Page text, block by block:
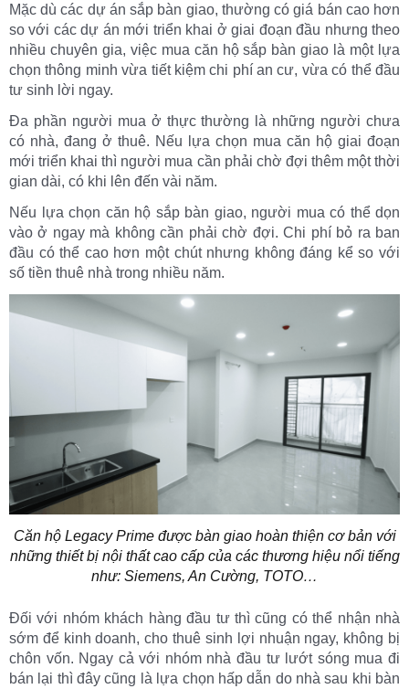
Mặc dù các dự án sắp bàn giao, thường có giá bán cao hơn
so với các dự án mới triển khai ở giai đoạn đầu nhưng theo
nhiều chuyên gia, việc mua căn hộ sắp bàn giao là một lựa
chọn thông minh vừa tiết kiệm chi phí an cư, vừa có thể đầu
tư sinh lời ngay.
Đa phần người mua ở thực thường là những người chưa
có nhà, đang ở thuê. Nếu lựa chọn mua căn hộ giai đoạn
mới triển khai thì người mua cần phải chờ đợi thêm một thời
gian dài, có khi lên đến vài năm.
Nếu lựa chọn căn hộ sắp bàn giao, người mua có thể dọn
vào ở ngay mà không cần phải chờ đợi. Chi phí bỏ ra ban
đầu có thể cao hơn một chút nhưng không đáng kể so với
số tiền thuê nhà trong nhiều năm.
Căn hộ Legacy Prime được bàn giao hoàn thiện cơ bản với
những thiết bị nội thất cao cấp của các thương hiệu nổi tiếng
như: Siemens, An Cường, TOTO…
Đối với nhóm khách hàng đầu tư thì cũng có thể nhận nhà
sớm để kinh doanh, cho thuê sinh lợi nhuận ngay, không bị
chôn vốn. Ngay cả với nhóm nhà đầu tư lướt sóng mua đi
bán lại thì đây cũng là lựa chọn hấp dẫn do nhà sau khi bàn